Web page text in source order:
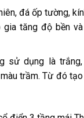
đá ốp tường,
gia tăng độ bền
sử dụng là
trầm. Từ đó